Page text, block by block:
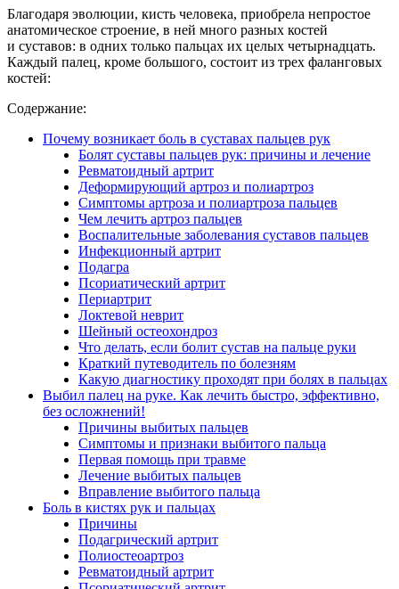
Благодаря эволюции, кисть человека, приобрела непростое
анатомическое строение, в ней много разных костей
и суставов: в одних только пальцах их целых четырнадцать.
Каждый палец, кроме большого, состоит из трех фаланговых
костей:
Содержание:
Почему возникает боль в суставах пальцев рук
Болят суставы пальцев рук: причины и лечение
Ревматоидный артрит
Деформирующий артроз и полиартроз
Симптомы артроза и полиартроза пальцев
Чем лечить артроз пальцев
Воспалительные заболевания суставов пальцев
Инфекционный артрит
Подагра
Псориатический артрит
Периартрит
Локтевой неврит
Шейный остеохондроз
Что делать, если болит сустав на пальце руки
Краткий путеводитель по болезням
Какую диагностику проходят при болях в пальцах
Выбил палец на руке. Как лечить быстро, эффективно,
без осложнений!
Причины выбитых пальцев
Симптомы и признаки выбитого пальца
Первая помощь при травме
Лечение выбитых пальцев
Вправление выбитого пальца
Боль в кистях рук и пальцах
Причины
Подагрический артрит
Полиостеоартроз
Ревматоидный артрит